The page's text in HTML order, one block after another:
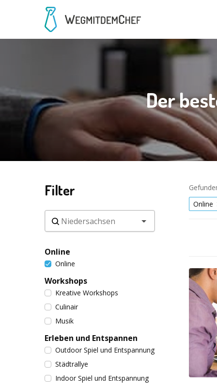
Der
Filter
Online
Online
Workshops
Kreative Workshops
Culinair
Musik
Erleben und Entspannen
Outdoor Spiel und Entspannung
Städtrallye
Indoor Spiel und Entspannung
Online